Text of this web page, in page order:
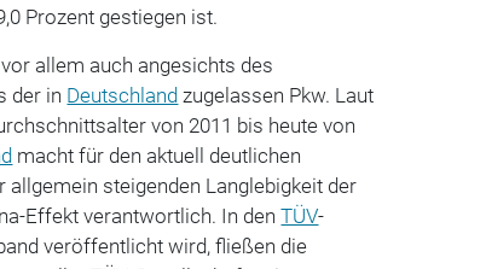
Prozent gestiegen ist.
vor allem auch angesichts des
der in Deutschland zugelassen Pkw. Laut
von 2011 bis heute von
macht für den aktuell deutlichen
allgemein steigenden Langlebigkeit der
Effekt verantwortlich. In denTÜV-
veröffentlicht wird, fließen die